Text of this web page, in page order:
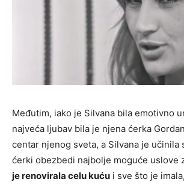
Međutim, iako je Silvana bila emotivno
najveća ljubav bila je njena ćerka
centar njenog sveta, a Silvana je učinila
ćerki obezbedi najbolje moguće uslove
je renovirala celu kuću i sve što je